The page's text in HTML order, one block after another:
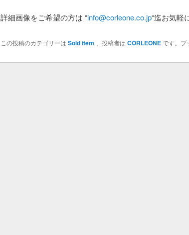
詳細画像をご希望の方は “info@corleone.co.jp“迄お気軽
この投稿のカテゴリーは Sold item 、投稿者は CORLEONEです。ブ